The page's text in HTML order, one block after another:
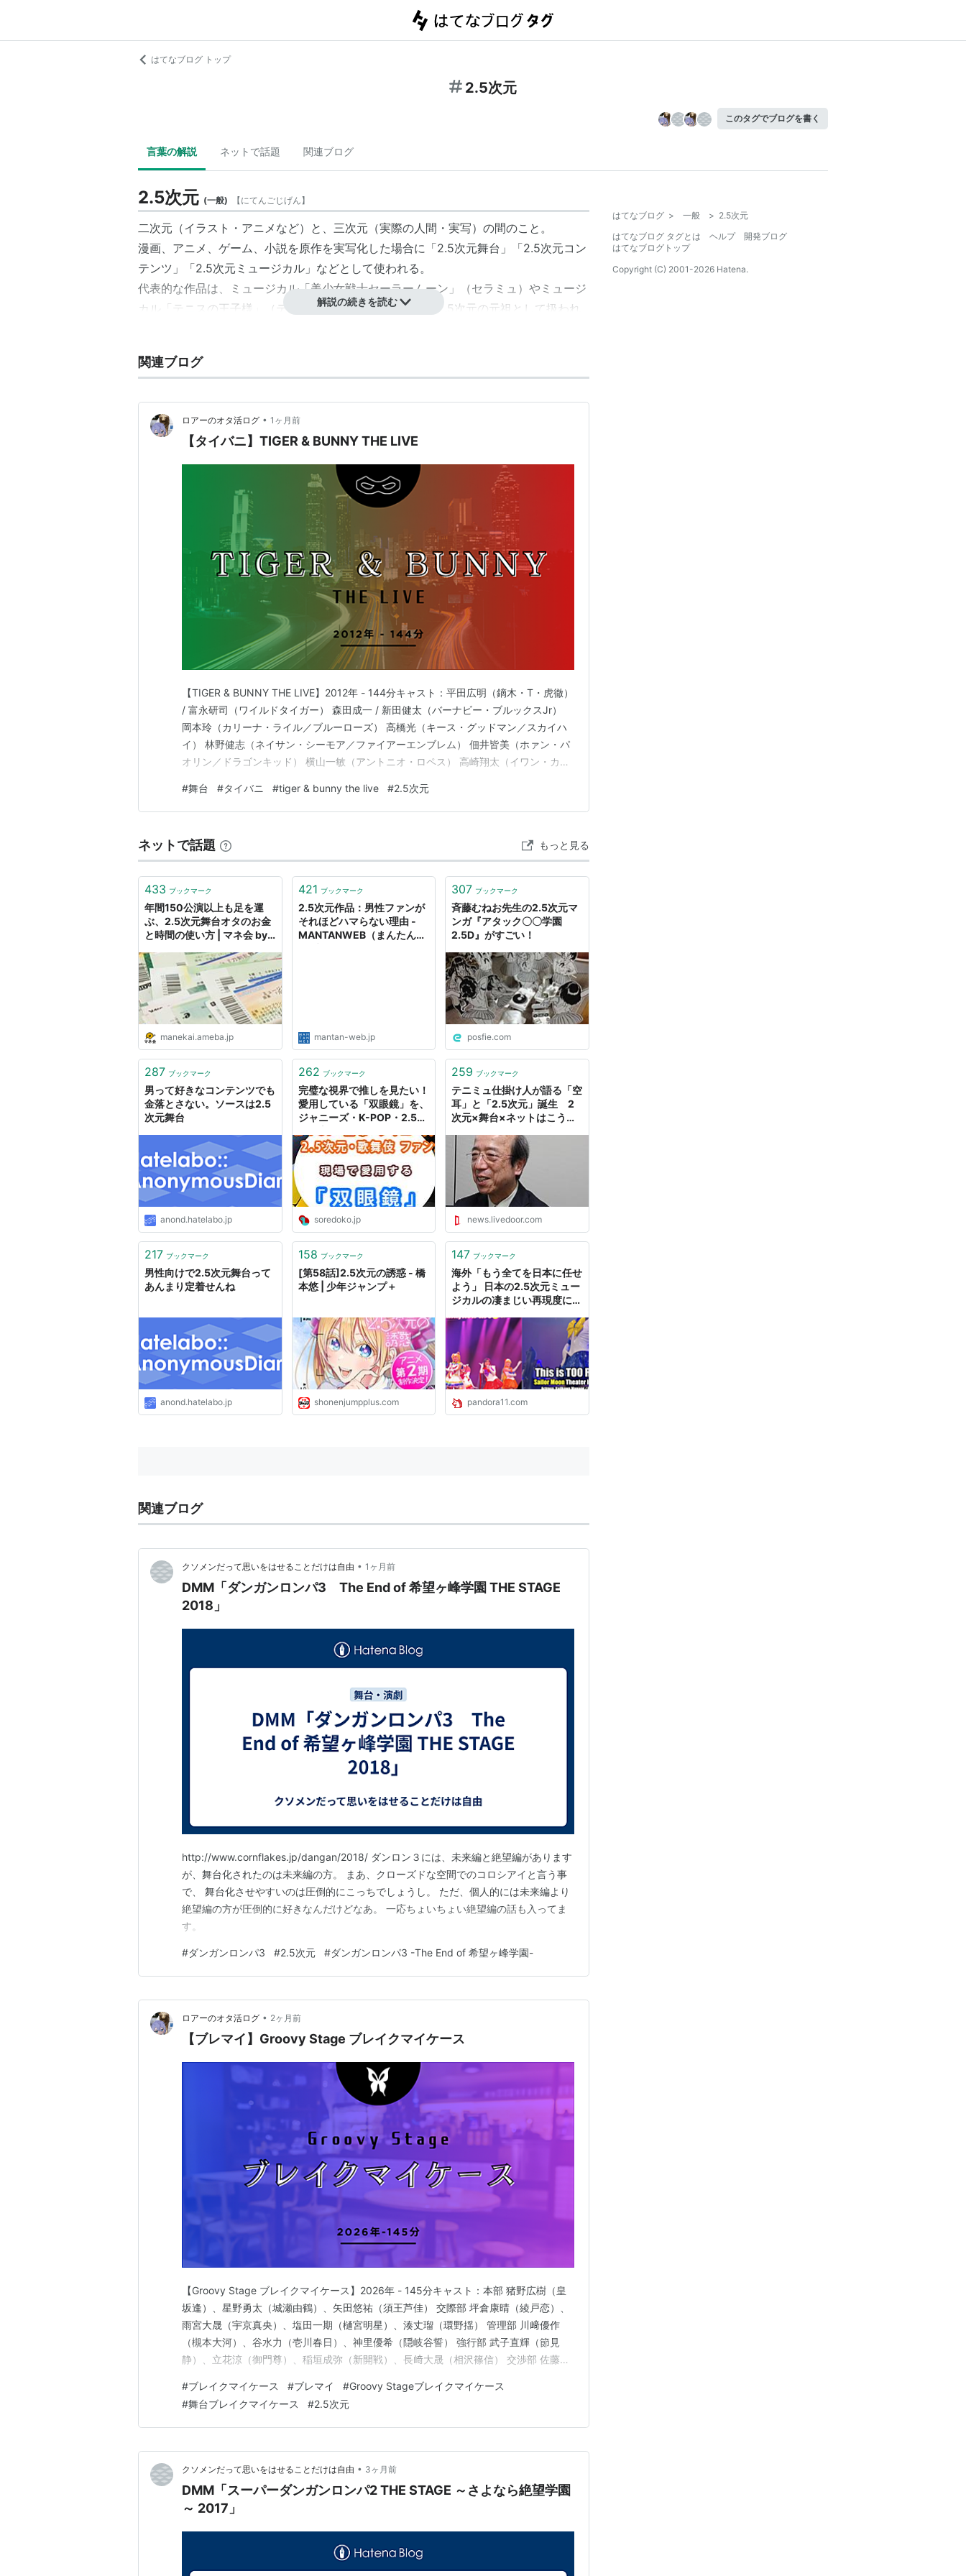
はてなブログ トップ
2.5次元
このタグでブログを書く
言葉の解説 ネットで話題 関連ブログ
2.5次元 (一般) 【にてんごじげん】
二次元（イラスト・アニメなど）と、三次元（実際の人間・実写）の間のこと。
漫画、アニメ、ゲーム、小説を原作を実写化した場合に「2.5次元舞台」「2.5次元コン
テンツ」「2.5次元ミュージカル」などとして使われる。
代表的な作品は、ミュージカル「美少女戦士セーラームーン」（セラミュ）やミュージ
カル「テニスの王子様」（テニミュ）など。宝塚歌劇団が2.5次元の元祖として扱われ
め、映画やドラマよりも舞台作品に対して使われることが多い。
解説の続きを読む
関連ブログ
ロアーのオタ活ログ • 1ヶ月前
【タイバニ】TIGER & BUNNY THE LIVE
【TIGER & BUNNY THE LIVE】2012年 - 144分キャスト：平田広明（鏑木・T・虎徹）
/ 富永研司（ワイルドタイガー） 森田成一 / 新田健太（バーナビー・ブルックスJr）
岡本玲（カリーナ・ライル／ブルーローズ） 高橋光（キース・グッドマン／スカイハ
イ） 林野健志（ネイサン・シーモア／ファイアーエンブレム） 佃井皆美（ホァン・パ
オリン／ドラゴンキッド） 横山一敏（アントニオ・ロペス） 高崎翔太（イワン・カレ
トに集まった観客たち。ところが、近頃多発しているアーティストばかりが狙われる事
件…
#舞台 #タイバニ #tiger & bunny the live #2.5次元
ネットで話題 もっと見る
433 ブックマーク
年間150公演以上も足を運
ぶ、2.5次元舞台オタのお金
と時間の使い方 | マネ会 by
manekai.ameba.jp
421 ブックマーク
2.5次元作品：男性ファンが
それほどハマらない理由 -
MANTANWEB（まんたんウ
mantan-web.jp
307 ブックマーク
斉藤むねお先生の2.5次元マ
ンガ『アタック〇〇学園
2.5D』がすごい！
posfie.com
287 ブックマーク
男って好きなコンテンツでも
金落とさない。ソースは2.5
次元舞台
anond.hatelabo.jp
262 ブックマーク
完璧な視界で推しを見たい！
愛用している「双眼鏡」を、
ジャニーズ・K-POP・2.5次
熱くプレゼン #ソレドコ - ソ
レドコ
soredoko.jp
259 ブックマーク
テニミュ仕掛け人が語る「空
耳」と「2.5次元」誕生 2
次元×舞台×ネットはこうし
ュース
news.livedoor.com
217 ブックマーク
男性向けで2.5次元舞台って
あんまり定着せんね
anond.hatelabo.jp
158 ブックマーク
[第58話]2.5次元の誘惑 - 橋
本悠 | 少年ジャンプ＋
shonenjumpplus.com
147 ブックマーク
海外「もう全てを日本に任せ
よう」 日本の2.5次元ミュー
ジカルの凄まじい再現度に世
pandora11.com
関連ブログ
クソメンだって思いをはせることだけは自由 • 1ヶ月前
DMM「ダンガンロンパ3 The End of 希望ヶ峰学園 THE STAGE
2018」
http://www.cornflakes.jp/dangan/2018/ ダンロン３には、未来編と絶望編があります
が、舞台化されたのは未来編の方。 まあ、クローズドな空間でのコロシアイと言う事
で、 舞台化させやすいのは圧倒的にこっちでしょうし。 ただ、個人的には未来編より
絶望編の方が圧倒的に好きなんだけどなあ。 一応ちょいちょい絶望編の話も入ってま
す。
#ダンガンロンパ3 #2.5次元 #ダンガンロンパ3 -The End of 希望ヶ峰学園-
ロアーのオタ活ログ • 2ヶ月前
【ブレマイ】Groovy Stage ブレイクマイケース
【Groovy Stage ブレイクマイケース】2026年 - 145分キャスト：本部 猪野広樹（皇
坂逢）、星野勇太（城瀬由鶴）、矢田悠祐（須王芦佳） 交際部 坪倉康晴（綾戸恋）、
雨宮大晟（宇京真央）、塩田一期（樋宮明星）、湊丈瑠（環野揺） 管理部 川﨑優作
（槻本大河）、谷水力（壱川春日）、神里優希（隠岐谷誓） 強行部 武子直輝（節見
静）、立花涼（御門尊）、稲垣成弥（新開戦）、長﨑大晟（相沢篠信） 交渉部 佐藤永
灯世）、YUKI（新名有）、輝馬（神家）、天野旭陽（麻波麗）岩田陽葵（弥代衣都）
原作はスマホのパズルゲ…
#ブレイクマイケース #ブレマイ #Groovy Stageブレイクマイケース
#舞台ブレイクマイケース #2.5次元
クソメンだって思いをはせることだけは自由 • 3ヶ月前
DMM「スーパーダンガンロンパ2 THE STAGE ～さよなら絶望学園
～ 2017」
はてなブログ > 一般 > 2.5次元
はてなブログ タグとは
ヘルプ
開発ブログ
はてなブログトップ
Copyright (C) 2001-2026 Hatena.